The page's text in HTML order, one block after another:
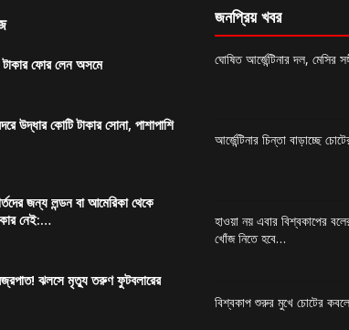
ফোর লেন অসমে
উদ্ধার কোটি টাকার সোনা, পাশাপাশি
জন্য লন্ডন বা আমেরিকা থেকে
নেই:…
ঝলসে মৃত্যু তরুণ ফুটবলারের
জনপ্রিয় খবর
ঘোষিত আর্জেন্টিনার দল, মেসির
আর্জেন্টিনার চিন্তা বাড়াচ্ছে
হাওয়া নয় এবার বিশ্বকাপের
খোঁজ নিতে হবে…
বিশ্বকাপ শুরুর মুখে চোটের